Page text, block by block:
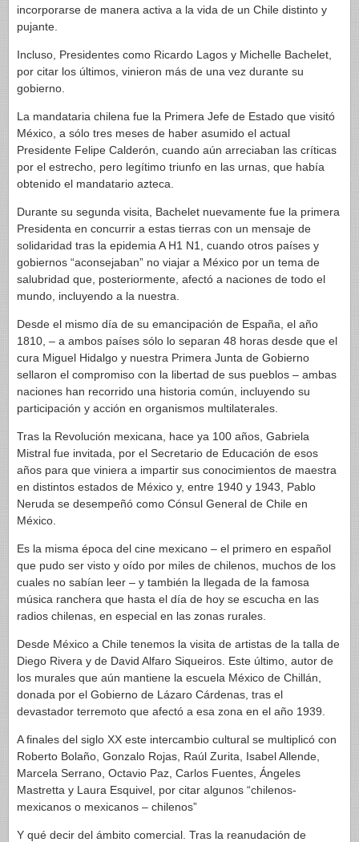
incorporarse de manera activa a la vida de un Chile distinto y
pujante.
Incluso, Presidentes como Ricardo Lagos y Michelle Bachelet,
por citar los últimos, vinieron más de una vez durante su
gobierno.
La mandataria chilena fue la Primera Jefe de Estado que visitó
México, a sólo tres meses de haber asumido el actual
Presidente Felipe Calderón, cuando aún arreciaban las críticas
por el estrecho, pero legítimo triunfo en las urnas, que había
obtenido el mandatario azteca.
Durante su segunda visita, Bachelet nuevamente fue la primera
Presidenta en concurrir a estas tierras con un mensaje de
solidaridad tras la epidemia A H1 N1, cuando otros países y
gobiernos “aconsejaban” no viajar a México por un tema de
salubridad que, posteriormente, afectó a naciones de todo el
mundo, incluyendo a la nuestra.
Desde el mismo día de su emancipación de España, el año
1810, – a ambos países sólo lo separan 48 horas desde que el
cura Miguel Hidalgo y nuestra Primera Junta de Gobierno
sellaron el compromiso con la libertad de sus pueblos – ambas
naciones han recorrido una historia común, incluyendo su
participación y acción en organismos multilaterales.
Tras la Revolución mexicana, hace ya 100 años, Gabriela
Mistral fue invitada, por el Secretario de Educación de esos
años para que viniera a impartir sus conocimientos de maestra
en distintos estados de México y, entre 1940 y 1943, Pablo
Neruda se desempeñó como Cónsul General de Chile en
México.
Es la misma época del cine mexicano – el primero en español
que pudo ser visto y oído por miles de chilenos, muchos de los
cuales no sabían leer – y también la llegada de la famosa
música ranchera que hasta el día de hoy se escucha en las
radios chilenas, en especial en las zonas rurales.
Desde México a Chile tenemos la visita de artistas de la talla de
Diego Rivera y de David Alfaro Siqueiros. Este último, autor de
los murales que aún mantiene la escuela México de Chillán,
donada por el Gobierno de Lázaro Cárdenas, tras el
devastador terremoto que afectó a esa zona en el año 1939.
A finales del siglo XX este intercambio cultural se multiplicó con
Roberto Bolaño, Gonzalo Rojas, Raúl Zurita, Isabel Allende,
Marcela Serrano, Octavio Paz, Carlos Fuentes, Ángeles
Mastretta y Laura Esquivel, por citar algunos “chilenos-
mexicanos o mexicanos – chilenos”
Y qué decir del ámbito comercial. Tras la reanudación de